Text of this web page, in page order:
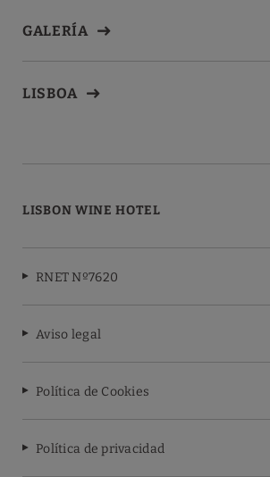
GALERÍA
LISBOA
LISBON WINE HOTEL
RNET Nº7620
Aviso legal
Política de Cookies
Política de privacidad